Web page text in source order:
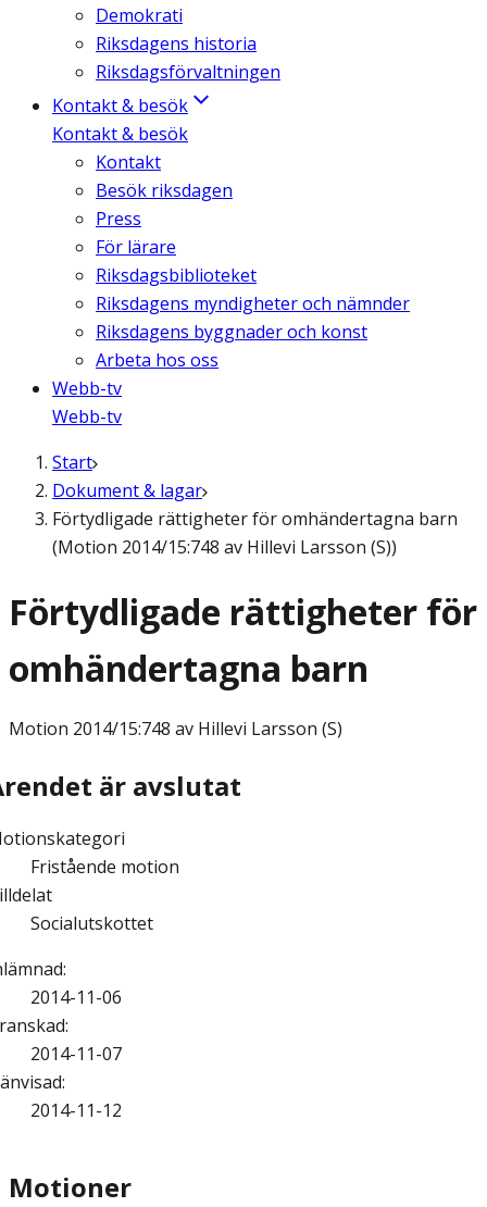
Demokrati
Riksdagens historia
Riksdagsförvaltningen
Kontakt & besök
Kontakt & besök
Kontakt
Besök riksdagen
Press
För lärare
Riksdagsbiblioteket
Riksdagens myndigheter och nämnder
Riksdagens byggnader och konst
Arbeta hos oss
Webb-tv
Webb-tv
Start
Dokument & lagar
Förtydligade rättigheter för omhändertagna barn
(Motion 2014/15:748 av Hillevi Larsson (S))
Förtydligade rättigheter för
omhändertagna barn
Motion 2014/15:748 av Hillevi Larsson (S)
är avslutat
Fristående motion
Socialutskottet
:
2014-11-06
:
2014-11-07
:
2014-11-12
Motioner